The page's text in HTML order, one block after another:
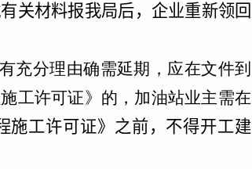
关材料报我局后， 企业重新领回
充分理由确需延期，应在文件到
工许可证》的，加油站业主需在
施工许可证》之前，不得开工建